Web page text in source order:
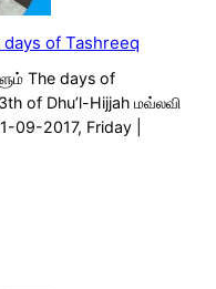
of Tashreeq
The days of
of Dhu’l-Hijjah மவ்லவி
09-2017, Friday |